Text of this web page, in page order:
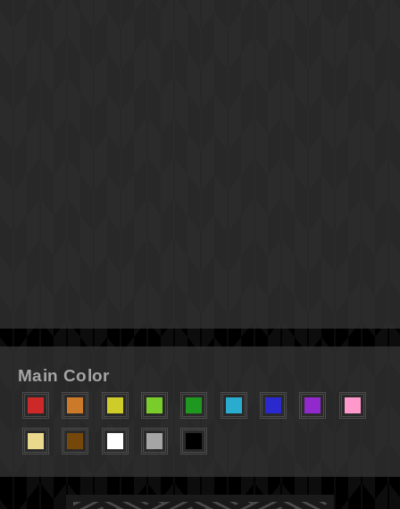
Main Color